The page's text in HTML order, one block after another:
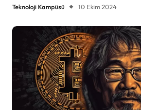
Teknoloji Kampüsü 10 Ekim 2024